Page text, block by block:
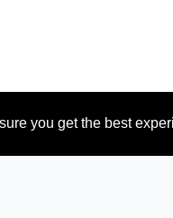
you get the best